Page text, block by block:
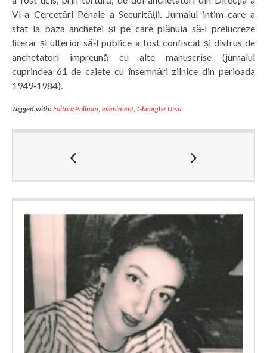
VI‑a Cercetări Penale a Securității. Jurnalul intim care a
stat la baza anchetei și pe care plănuia să‑l prelucreze
literar și ulterior să‑l publice a fost confiscat și distrus de
anchetatori împreună cu alte manuscrise (jurnalul
cuprindea 61 de caiete cu însemnări zilnice din perioada
1949‑1984).
Tagged with: Editura Polirom,eveniment,Gheorghe Ursu